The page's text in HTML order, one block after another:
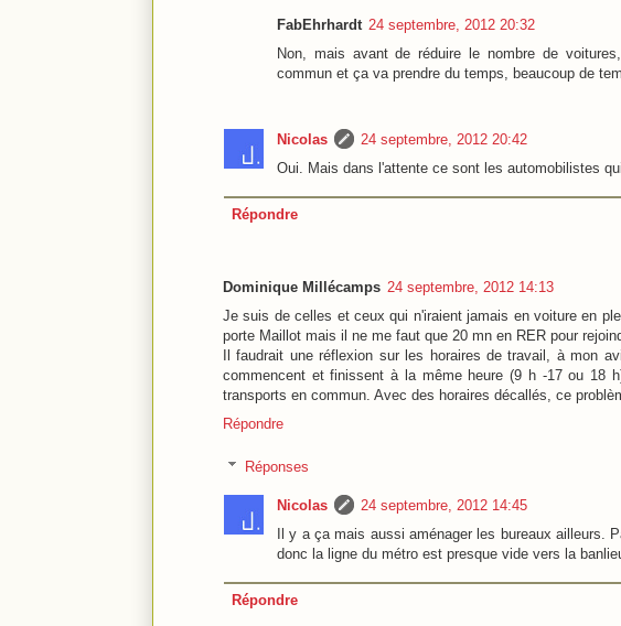
FabEhrhardt 24 septembre, 2012 20:32
Non, mais avant de réduire le nombre de
commun et ça va prendre du temps, beaucoup de
Nicolas
24 septembre, 2012 20:42
Oui. Mais dans l'attente ce sont les automobilistes
Répondre
Dominique Millécamps 24 septembre, 2012 14:13
Je suis de celles et ceux qui n'iraient jamais en voiture en
porte Maillot mais il ne me faut que 20 mn en RER pour
Il faudrait une réflexion sur les horaires de travail, à mon
commencent et finissent à la même heure (9 h -17 ou 18
transports en commun. Avec des horaires décallés, ce
Répondre
Réponses
Nicolas
24 septembre, 2012 14:45
Il y a ça mais aussi aménager les bureaux ailleurs.
donc la ligne du métro est presque vide vers la
Répondre